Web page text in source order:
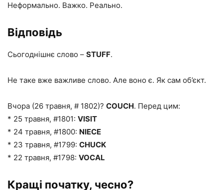
Неформально. Важко. Реально.
Відповідь
Сьогоднішнє слово – STUFF.
Не таке вже важливе слово. Але воно є. Як сам об’єкт.
Вчора (26 травня, # 1802)? COUCH. Перед цим:
* 25 травня, #1801: VISIT
* 24 травня, #1800: NIECE
* 23 травня, #1799: CHUCK
* 22 травня, #1798: VOCAL
Кращі початку, чесно?